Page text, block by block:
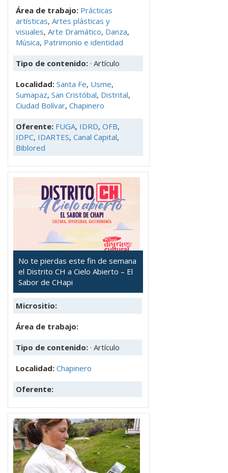
Área de trabajo: Prácticas
artísticas, Artes plásticas y
visuales, Arte Dramático, Danza,
Música, Patrimonio e identidad
Tipo de contenido: · Artículo
Localidad: Santa Fe, Usme,
Sumapaz, San Cristóbal, Distrital,
Ciudad Bolívar, Chapinero
Oferente: FUGA, IDRD, OFB,
IDPC, IDARTES, Canal Capital,
Biblored
No te pierdas este fin de semana
el Distrito CH a Cielo Abierto – El
Sabor de CHapi
Micrositio:
Área de trabajo:
Tipo de contenido: · Artículo
Localidad: Chapinero
Oferente: